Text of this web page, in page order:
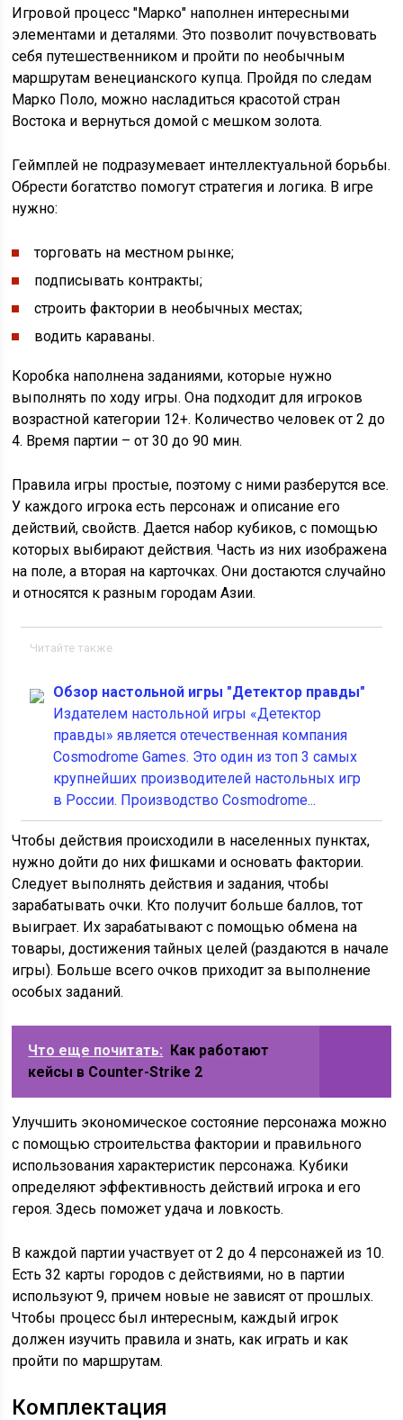
Игровой процесс "Марко" наполнен интересными
элементами и деталями. Это позволит почувствовать
себя путешественником и пройти по необычным
маршрутам венецианского купца. Пройдя по следам
Марко Поло, можно насладиться красотой стран
Востока и вернуться домой с мешком золота.
Геймплей не подразумевает интеллектуальной борьбы.
Обрести богатство помогут стратегия и логика. В игре
нужно:
торговать на местном рынке;
подписывать контракты;
строить фактории в необычных местах;
водить караваны.
Коробка наполнена заданиями, которые нужно
выполнять по ходу игры. Она подходит для игроков
возрастной категории 12+. Количество человек от 2 до
4. Время партии – от 30 до 90 мин.
Правила игры простые, поэтому с ними разберутся все.
У каждого игрока есть персонаж и описание его
действий, свойств. Дается набор кубиков, с помощью
которых выбирают действия. Часть из них изображена
на поле, а вторая на карточках. Они достаются случайно
и относятся к разным городам Азии.
Читайте также
Обзор настольной игры "Детектор правды"
Издателем настольной игры «Детектор
правды» является отечественная компания
Cosmodrome Games. Это один из топ 3 самых
крупнейших производителей настольных игр
в России. Производство Cosmodrome...
Чтобы действия происходили в населенных пунктах,
нужно дойти до них фишками и основать фактории.
Следует выполнять действия и задания, чтобы
зарабатывать очки. Кто получит больше баллов, тот
выиграет. Их зарабатывают с помощью обмена на
товары, достижения тайных целей (раздаются в начале
игры). Больше всего очков приходит за выполнение
особых заданий.
Что еще почитать: Как работают
кейсы в Counter-Strike 2
Улучшить экономическое состояние персонажа можно
с помощью строительства фактории и правильного
использования характеристик персонажа. Кубики
определяют эффективность действий игрока и его
героя. Здесь поможет удача и ловкость.
В каждой партии участвует от 2 до 4 персонажей из 10.
Есть 32 карты городов с действиями, но в партии
используют 9, причем новые не зависят от прошлых.
Чтобы процесс был интересным, каждый игрок
должен изучить правила и знать, как играть и как
пройти по маршрутам.
Комплектация